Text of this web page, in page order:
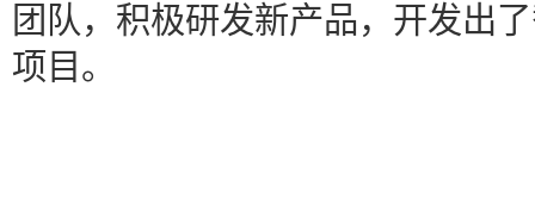
团队，积极研发新产品，开发出
项目。